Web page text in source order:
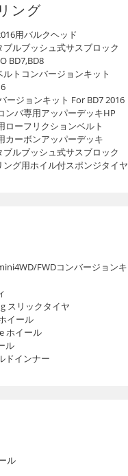
ング
用バルクヘッド
ブルブッシュ式サスブロック
BD7,BD8
ルトコンバージョンキット
ージョンキット For BD7 2016
ンバ専用アッパーデッキHP
ローフリクションベルト
カーボンアッパーデッキ
ブルブッシュ式サスブロック
ング用ホイル付スポンジタイヤ
FWDコンバージョンキ
スリックタイヤ
イール
ホイール
ル
ドインナー
ル